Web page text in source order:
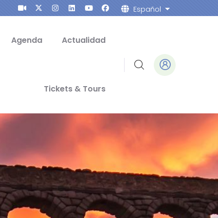
Español Lista
Agenda Actualidad
Tickets & Tours